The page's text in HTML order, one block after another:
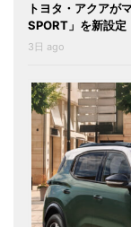
トヨタ・アクアが
SPORT」を新設定
3日 ago